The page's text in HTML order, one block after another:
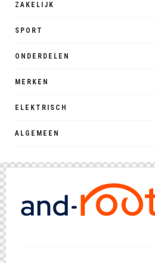
ZAKELIJK
SPORT
ONDERDELEN
MERKEN
ELEKTRISCH
ALGEMEEN